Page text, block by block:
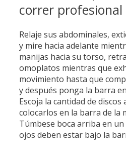
correr
Relaje sus abdominales,
y mire hacia adelante
manijas hacia su torso,
omoplatos mientras que
movimiento hasta que
y después ponga la barra
Escoja la cantidad de
colocarlos en la barra de la
Túmbese boca arriba en
ojos deben estar bajo la